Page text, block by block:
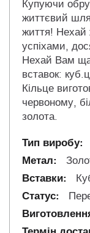
Купуючи
життєвий
життя!
успіхами,
Нехай Вам
вставок:
Кільце
червоному,
золота.